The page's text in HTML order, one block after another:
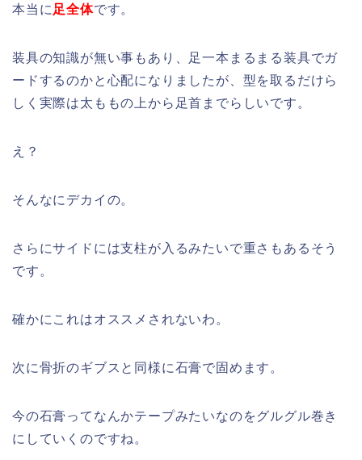
本当に 足全体です。
装具の知識が無い事もあり、足一本まるまる装具でガ
ードするのかと心配になりましたが、型を取るだけら
しく実際は太ももの上から足首までらしいです。
え？
そんなにデカイの。
さらにサイドには支柱が入るみたいで重さもあるそう
です。
確かにこれはオススメされないわ。
次に骨折のギブスと同様に石膏で固めます。
今の石膏ってなんかテープみたいなのをグルグル巻き
にしていくのですね。